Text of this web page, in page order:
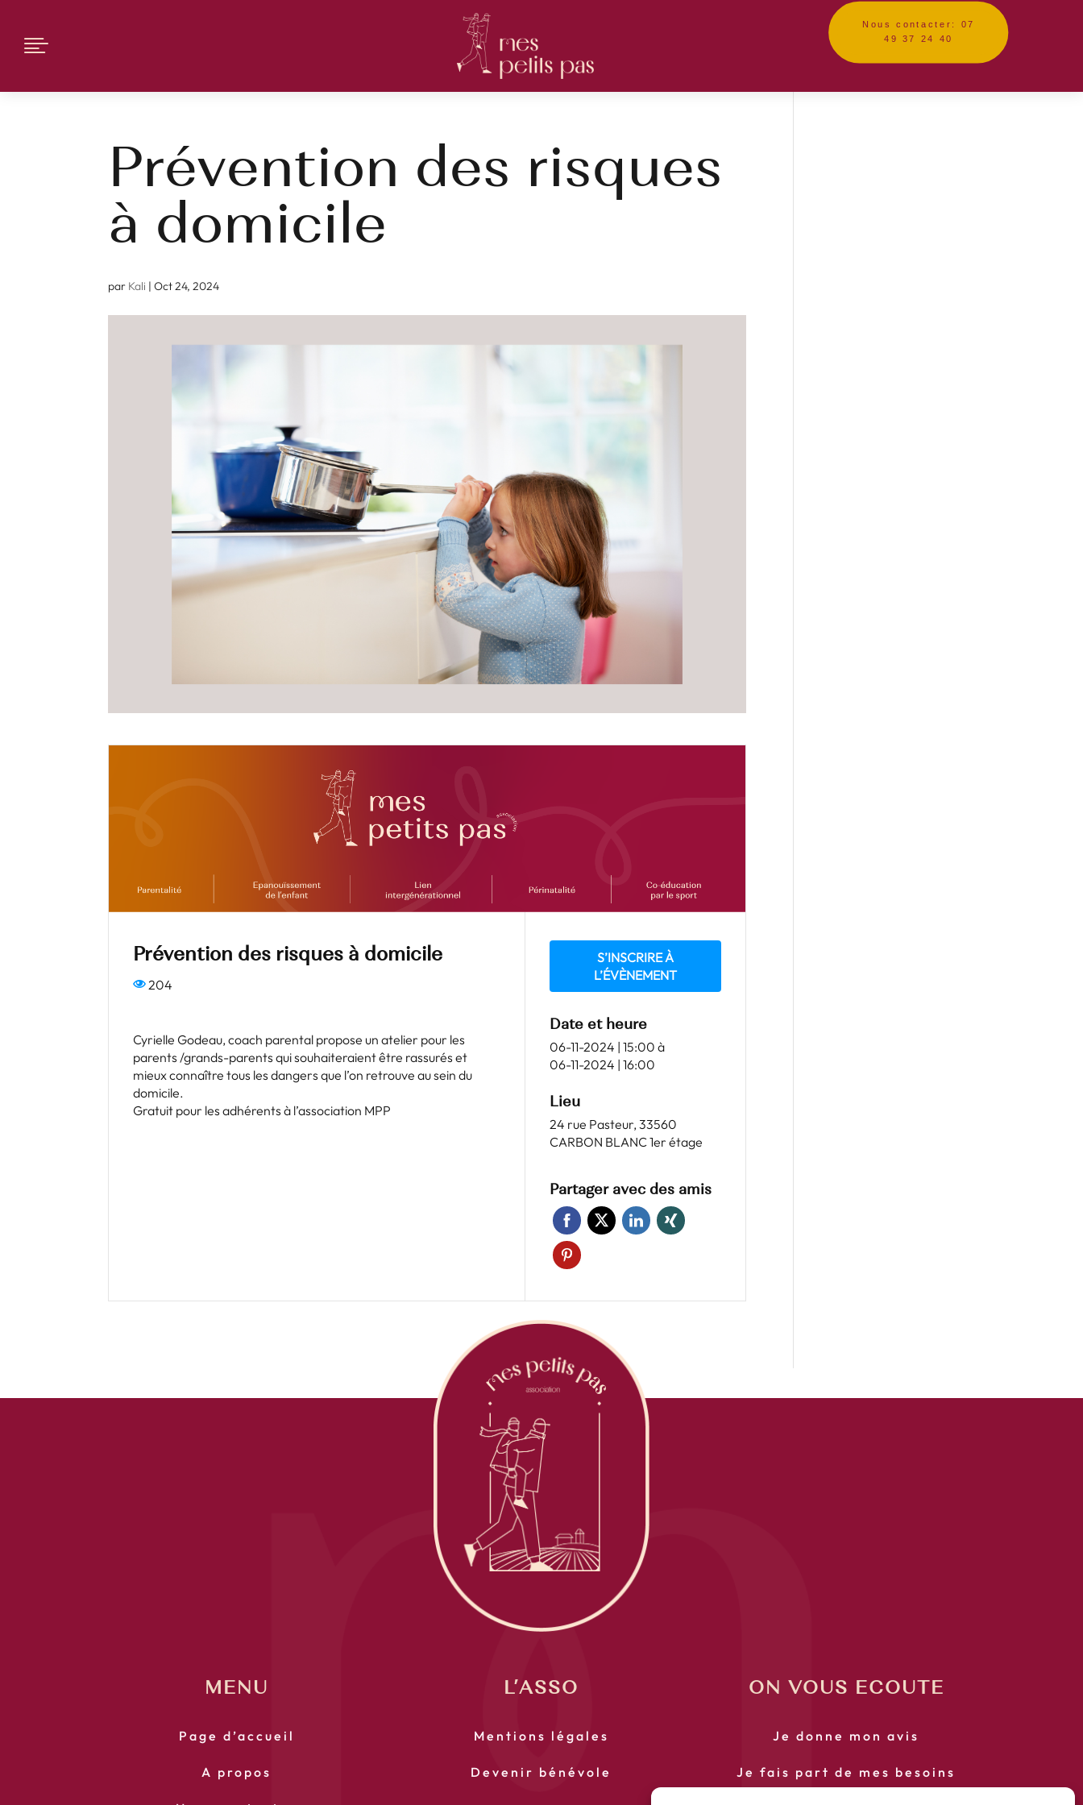

Nous contacter: 07
49 37 24 40
Prévention des risques
à domicile
par Kali |Oct 24, 2024
Prévention des risques à domicile
204
Cyrielle Godeau, coach parental propose un atelier pour les
parents /grands-parents qui souhaiteraient être rassurés et
mieux connaître tous les dangers que l’on retrouve au sein du
domicile.
Gratuit pour les adhérents à l’association MPP
S’INSCRIRE À
L’ÉVÈNEMENT
Date et heure
06-11-2024 | 15:00 à
06-11-2024 | 16:00
Lieu
24 rue Pasteur, 33560
CARBON BLANC 1er étage
Partager avec des amis
MENU
Page d’accueil
A propos
L’ASSO
Mentions légales
Devenir bénévole
ON VOUS ECOUTE
Je donne mon avis
Je fais part de mes besoins